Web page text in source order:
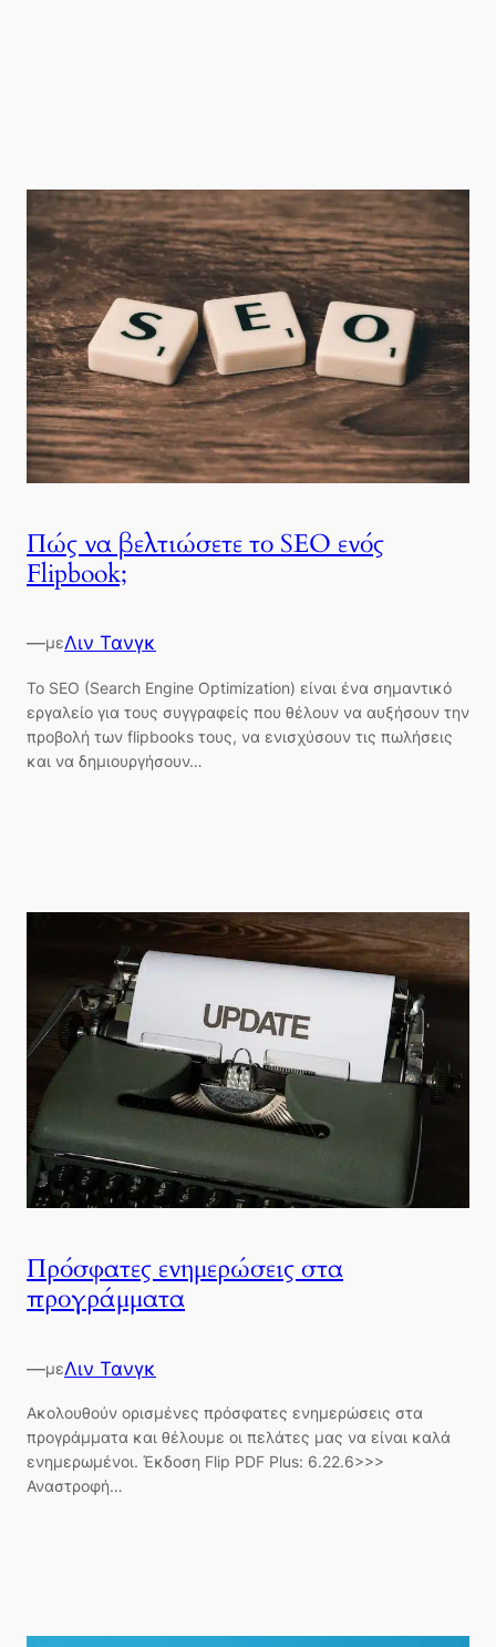
Πώς να βελτιώσετε το SEO ενός
Flipbook;
—μεΛιν Τανγκ
Το SEO (Search Engine Optimization) είναι ένα σημαντικό
εργαλείο για τους συγγραφείς που θέλουν να αυξήσουν την
προβολή των flipbooks τους, να ενισχύσουν τις πωλήσεις
και να δημιουργήσουν…
Πρόσφατες ενημερώσεις στα
προγράμματα
—μεΛιν Τανγκ
Ακολουθούν ορισμένες πρόσφατες ενημερώσεις στα
προγράμματα και θέλουμε οι πελάτες μας να είναι καλά
ενημερωμένοι. Έκδοση Flip PDF Plus: 6.22.6>>>
Αναστροφή…